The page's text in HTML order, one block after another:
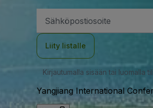
Liity listalle
Kirjautumalla sisään tai luomalla
Yangjiang International